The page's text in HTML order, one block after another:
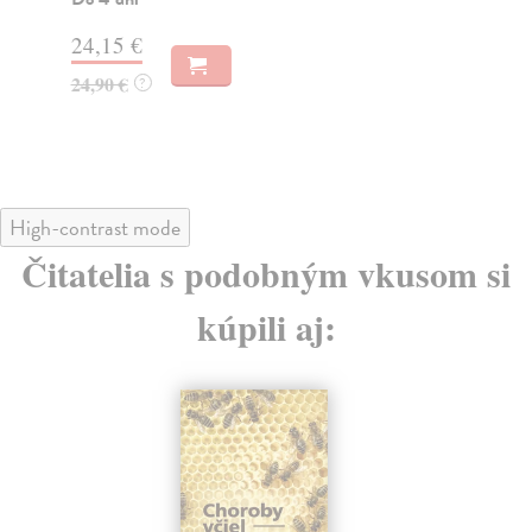
30 dní.
12,61 €
High-contrast mode
Čitatelia s podobným vkusom si
kúpili aj: